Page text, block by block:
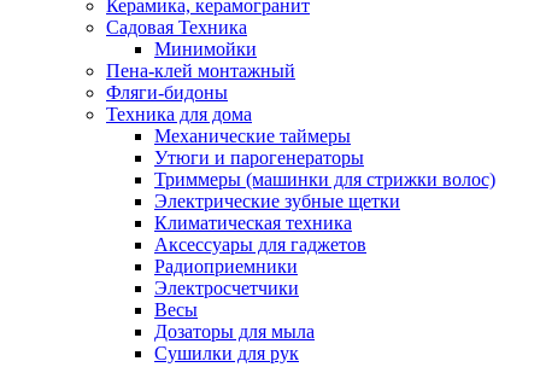
Керамика, керамогранит
Садовая Техника
Минимойки
Пена-клей монтажный
Фляги-бидоны
Техника для дома
Механические таймеры
Утюги и парогенераторы
Триммеры (машинки для стрижки волос)
Электрические зубные щетки
Климатическая техника
Аксессуары для гаджетов
Радиоприемники
Электросчетчики
Весы
Дозаторы для мыла
Сушилки для рук